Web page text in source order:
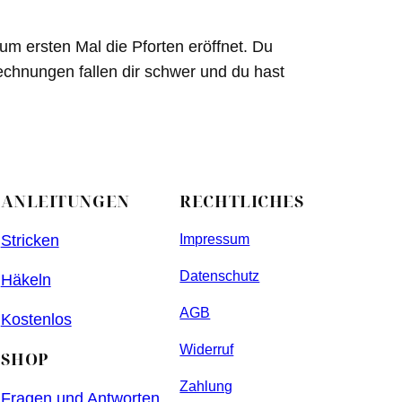
ersten Mal die Pforten eröffnet. Du
fallen dir schwer und du hast
ANLEITUNGEN
Stricken
Häkeln
Kostenlos
SHOP
RECHTLICHES
Impressum
Datenschutz
AGB
Widerruf
Zahlung